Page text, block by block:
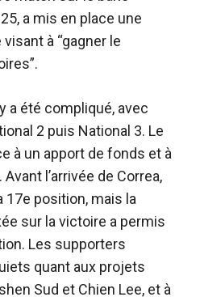
a mis en place une
à “gagner le
a été compliqué, avec
2 puis National 3. Le
à un apport de fonds et à
l’arrivée de Correa,
17e position, mais la
sur la victoire a permis
Les supporters
quant aux projets
Sud et Chien Lee, et à